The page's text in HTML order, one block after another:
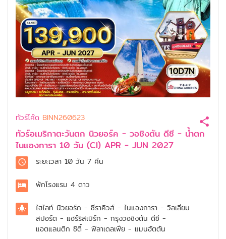
ทัวร์โค๊ด BINN260623
ทัวร์อเมริกาตะวันตก นิวยอร์ค - วอชิงตัน ดีซี - น้ำตก
ไนแองการา 10 วัน (CI) APR - JUN 2027
ระยะเวลา 10 วัน 7 คืน
พักโรงแรม 4 ดาว
ไฮไลท์ นิวยอร์ก - ซีราคิวส์ - ไนแองการา - วิลเลียม
สปอร์ต - แฮร์ริสเบิร์ก - กรุงวอชิงตัน ดีซี -
แอตแลนติก ซิตี้ - ฟิลาเดลเฟีย - แมนฮัตตัน